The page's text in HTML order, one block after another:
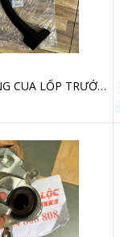
ỐP PHỒNG CUA LỐP TRƯỚC PHẢI VINFAST FADIL 42552646 CHÍNH HÃNG GIÁ TỐT